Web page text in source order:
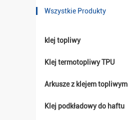
Wszystkie Produkty
klej topliwy
Klej termotopliwy TPU
Arkusze z klejem topliwym
Klej podkładowy do haftu